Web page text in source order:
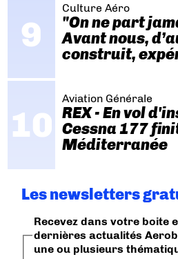
Culture Aéro
"On ne part
Avant nous,
construit,
Aviation Générale
REX - En vol
Cessna 177
Méditerranée
Les newsletters
Recevez dans votre boite
dernières actualités
une ou plusieurs